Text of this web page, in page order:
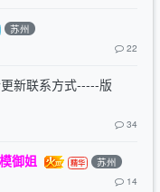
苏州
22
新联系方式-----版
34
御姐 苏州
14